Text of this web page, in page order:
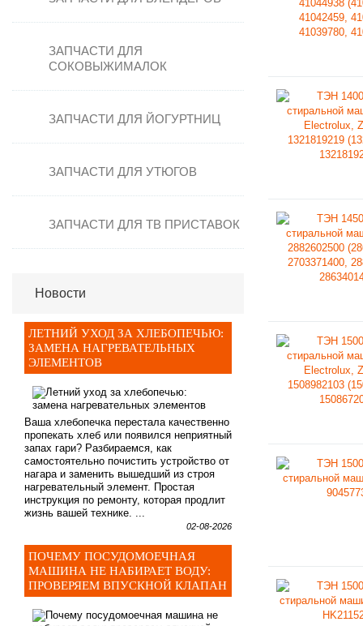
Стеклокерамические поверхности
Термостат духовки
Электронные блоки
ЗАПЧАСТИ ДЛЯ
СОКОВЫЖИМАЛОК
ЗАПЧАСТИ ДЛЯ ЙОГУРТНИЦ
ЗАПЧАСТИ ДЛЯ УТЮГОВ
ЗАПЧАСТИ ДЛЯ ТВ ПРИСТАВОК
Новости
ЛЕТНИЙ УХОД ЗА ХЛЕБОПЕЧЬЮ:
ЗАМЕНА НАГРЕВАТЕЛЬНЫХ
ЭЛЕМЕНТОВ
Ваша хлебопечка перестала качественно
пропекать хлеб или появился неприятный
запах гари? Разбираемся, как
самостоятельно почистить устройство от
нагара и заменить вышедший из строя
нагревательный элемент. Простая
инструкция по ремонту, которая продлит
жизнь вашей технике. ...
02-08-2026
ПОЧЕМУ ПОСУДОМОЕЧНАЯ
МАШИНА НЕ НАБИРАЕТ ВОДУ:
ПРОВЕРЯЕМ ВПУСКНОЙ КЛАПАН